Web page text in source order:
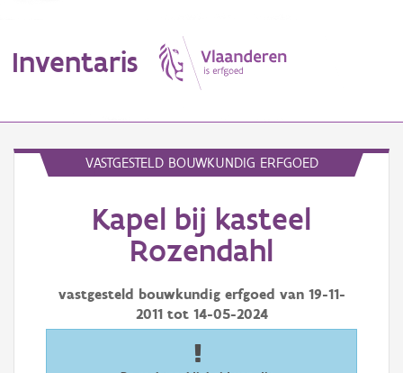
Inventaris
Waarneming
VASTGESTELD BOUWKUNDIG ERFGOED
Kapel bij kasteel
Rozendahl
vastgesteld bouwkundig erfgoed van 19-11-
2011tot 14-05-2024